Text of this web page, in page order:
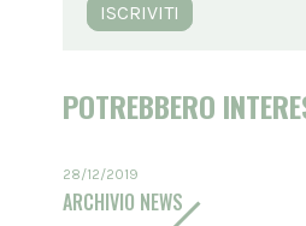
ISCRIVITI
POTREBBERO
28/12/2019
ARCHIVIO NEWS